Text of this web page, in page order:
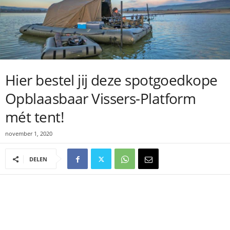
Hier bestel jij deze spotgoedkope
Opblaasbaar Vissers-Platform
mét tent!
november 1, 2020
DELEN